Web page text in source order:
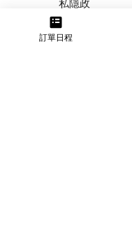
私隱政
策
​積分計
訂單日程